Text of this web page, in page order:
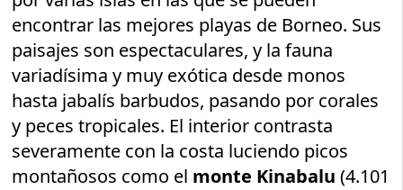
encontrar las mejores playas de Borneo. Sus
paisajes son espectaculares, y la fauna
variadísima y muy exótica desde monos
hasta jabalís barbudos, pasando por corales
y peces tropicales. El interior contrasta
severamente con la costa luciendo picos
montañosos como el monte Kinabalu (4.101